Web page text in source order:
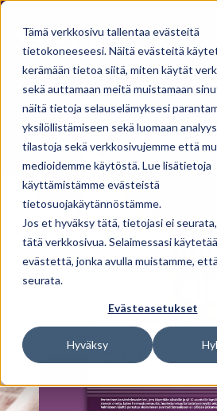
Tämä verkkosivu tallentaa evästeitä
tietokoneeseesi. Näitä evästeitä
kerämään tietoa siitä, miten käytät
sekä auttamaan meitä muistamaan
näitä tietoja selauselämyksesi
yksilöllistämiseen sekä luomaan
tilastoja sekä verkkosivujemme että
medioidemme käytöstä. Lue lisätietoja
käyttämistämme evästeistä
tietosuojakäytännöstämme.
Jos et hyväksy tätä, tietojasi ei
tätä verkkosivua. Selaimessasi
evästettä, jonka avulla muistamme,
seurata.
Evästeasetukset
Hyväksy
Skip to main content
Oletko
Pyörivätkö